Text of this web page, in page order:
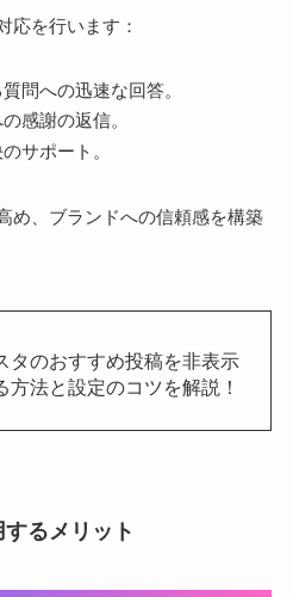
応を行います：
問への迅速な回答。
感謝の返信。
サポート。
め、ブランドへの信頼感を構築
タのおすすめ投稿を非表示
方法と設定のコツを解説！
るメリット